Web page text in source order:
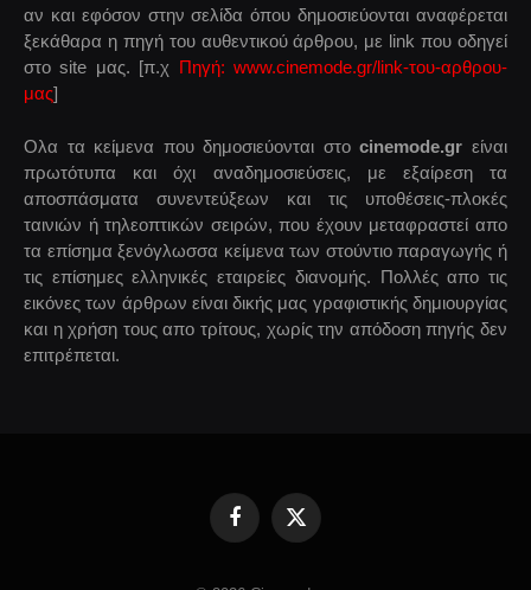
αν και εφόσον στην σελίδα όπου δημοσιεύονται αναφέρεται
ξεκάθαρα η πηγή του αυθεντικού άρθρου, με link που οδηγεί
στο site μας. [π.χ Πηγή: www.cinemode.gr/link-του-αρθρου-
μας]
Ολα τα κείμενα που δημοσιεύονται στοcinemode.gr είναι
πρωτότυπα και όχι αναδημοσιεύσεις, με εξαίρεση τα
αποσπάσματα συνεντεύξεων και τις υποθέσεις-πλοκές
ταινιών ή τηλεοπτικών σειρών, που έχουν μεταφραστεί απο
τα επίσημα ξενόγλωσσα κείμενα των στούντιο παραγωγής ή
τις επίσημες ελληνικές εταιρείες διανομής. Πολλές απο τις
εικόνες των άρθρων είναι δικής μας γραφιστικής δημιουργίας
και η χρήση τους απο τρίτους, χωρίς την απόδοση πηγής δεν
επιτρέπεται.
FacebookX